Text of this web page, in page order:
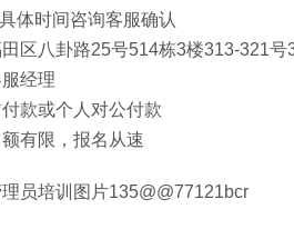
体时间咨询客服确认
区八卦路25号514栋3楼313-321号
经理
款或个人对公付款
有限，报名从速
员培训图片135@@77121bcr